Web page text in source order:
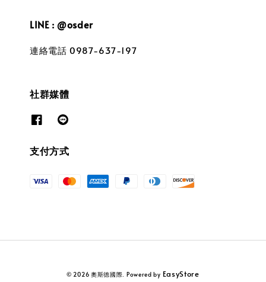
LINE : @osder
連絡電話 0987-637-197
社群媒體
支付方式
© 2026 奧斯德國際. Powered by EasyStore